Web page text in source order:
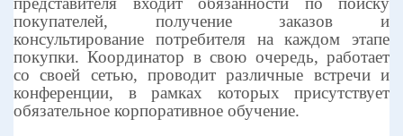
покупателей, получение заказов и
консультирование потребителя на каждом этапе
покупки. Координатор в свою очередь, работает
со своей сетью, проводит различные встречи и
конференции, в рамках которых присутствует
обязательное корпоративное обучение.